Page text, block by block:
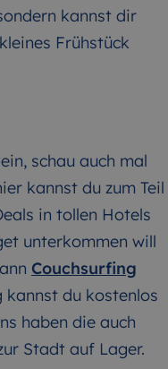
kannst dir
Frühstück
schau auch mal
kannst du zum Teil
in tollen Hotels
unterkommen will
Couchsurfing
kannst du kostenlos
haben die auch
Stadt auf Lager.